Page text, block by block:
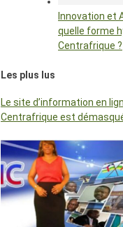
Innovation et
quelle forme
Centrafrique ?
Les plus lus
Le site d’information en
Centrafrique est